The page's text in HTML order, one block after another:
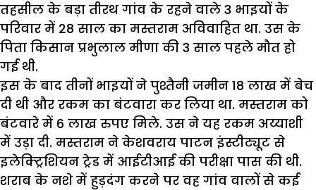
तहसील के बड़ा तीरथ गांव के रहने वाले 3 भाइयों के
परिवार में 28 साल का मस्तराम अविवाहित था. उस के
पिता किसान प्रभुलाल मीणा की 3 साल पहले मौत हो
गई थी.
इस के बाद तीनों भाइयों ने पुश्तैनी जमीन 18 लाख में बेच
दी थी और रकम का बंटवारा कर लिया था. मस्तराम को
बंटवारे में 6 लाख रुपए मिले. उस ने यह रकम अय्याशी
में उड़ा दी. मस्तराम ने केशवराय पाटन इंस्टीट्यूट से
इलेक्ट्रिशियन ट्रेड में आईटीआई की परीक्षा पास की थी.
शराब के नशे में हुड़दंग करने पर वह गांव वालों से कई